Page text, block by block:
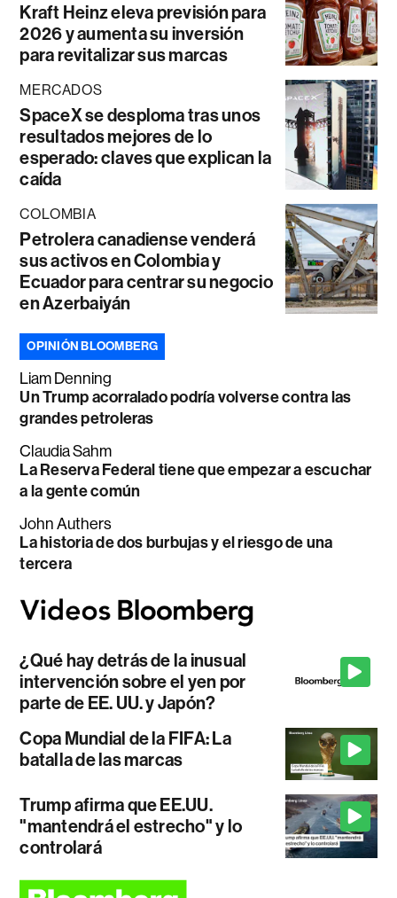
Kraft Heinz eleva previsión para
2026 y aumenta su inversión
para revitalizar sus marcas
MERCADOS
SpaceX se desploma tras unos
resultados mejores de lo
esperado: claves que explican la
caída
COLOMBIA
Petrolera canadiense venderá
sus activos en Colombia y
Ecuador para centrar su negocio
en Azerbaiyán
OPINIÓN BLOOMBERG
Liam Denning
Un Trump acorralado podría volverse contra las
grandes petroleras
Claudia Sahm
La Reserva Federal tiene que empezar a escuchar
a la gente común
John Authers
La historia de dos burbujas y el riesgo de una
tercera
¿Qué hay detrás de la inusual
intervención sobre el yen por
parte de EE. UU. y Japón?
Copa Mundial de la FIFA: La
batalla de las marcas
Trump afirma que EE.UU.
"mantendrá el estrecho" y lo
controlará